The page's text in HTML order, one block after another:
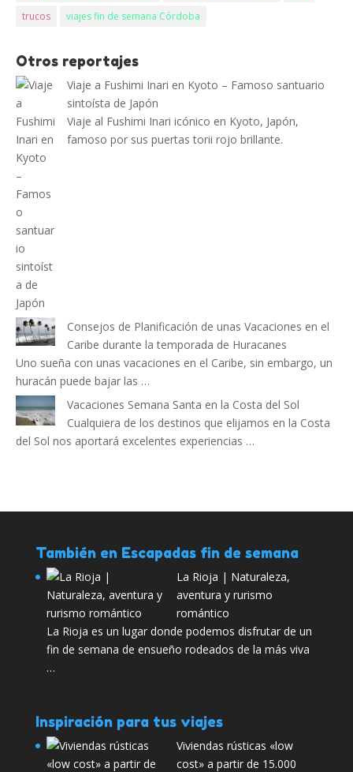
trucos
viajes fin de semana Córdoba
Otros reportajes
Viaje a Fushimi Inari en Kyoto – Famoso santuario
sintoísta de Japón
Viaje al Fushimi Inari icónico en Kyoto, Japón,
famoso por sus puertas torii rojo brillante.
Consejos de Planificación de unas Vacaciones en el
Caribe durante la temporada de Huracanes
Uno sueña con unas vacaciones en el Caribe, sin embargo, un
huracán puede bajar las …
Vacaciones Semana Santa en la Costa del Sol
Cualquiera de los destinos que elijamos en la Costa
del Sol nos aportará excelentes experiencias …
También en Escapadas fin de semana
La Rioja | Naturaleza,
aventura y rurismo
romántico
La Rioja es un lugar donde podemos disfrutar de un
fin de semana de ensueño rodeados de la más viva
…
Inspiración para tus viajes
Viviendas rústicas «low
cost» a partir de 15.000